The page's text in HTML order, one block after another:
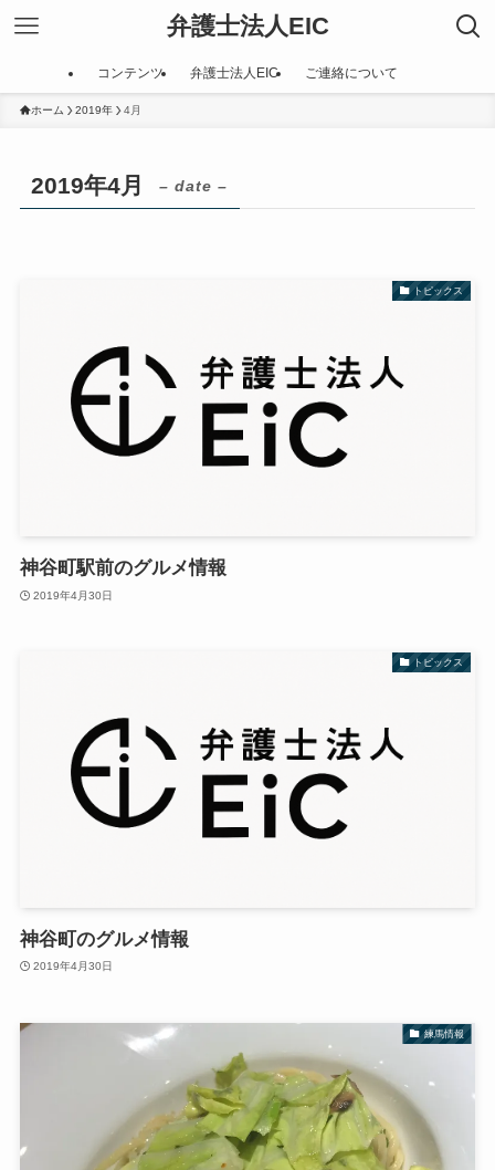
弁護士法人EIC
コンテンツ 弁護士法人EIC ご連絡について
ホーム 2019年 4月
2019年4月 – date –
トピックス
神谷町駅前のグルメ情報
2019年4月30日
トピックス
神谷町のグルメ情報
2019年4月30日
練馬情報